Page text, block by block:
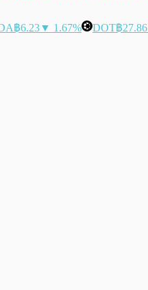
฿6.23▼ 1.67% DOT฿27.86